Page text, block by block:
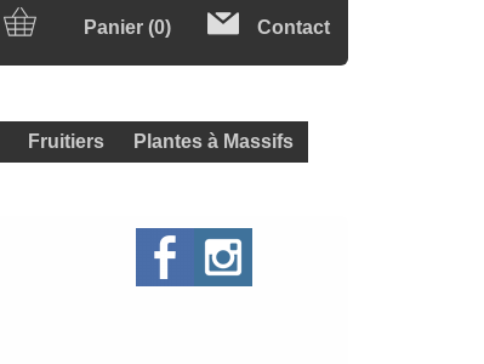
Panier (0) Contact
Fruitiers
Plantes à Massifs